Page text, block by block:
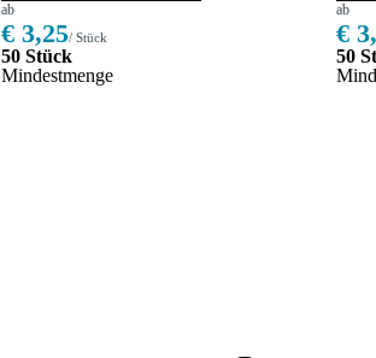
Klappdeckel – transparent
/ gelb
ab
€ 3,25/ Stück
50 Stück
Mindest­menge
ab
€
50